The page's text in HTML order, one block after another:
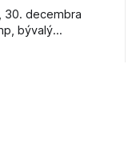
30. decembra
bývalý
palestínskeho